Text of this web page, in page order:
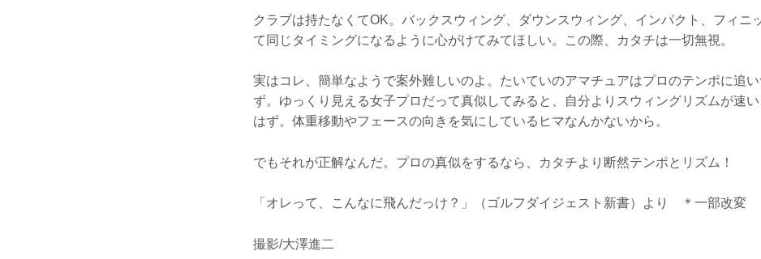
クラブは持たなくてOK。バックスウィング、ダウンスウィング、インパクト、フィニ
て同じタイミングになるように心がけてみてほしい。この際、カタチは一切無視。
実はコレ、簡単なようで案外難しいのよ。たいていのアマチュアはプロのテンポに追
ず。ゆっくり見える女子プロだって真似してみると、自分よりスウィングリズムが速い
はず。体重移動やフェースの向きを気にしているヒマなんかないから。
でもそれが正解なんだ。プロの真似をするなら、カタチより断然テンポとリズム！
「オレって、こんなに飛んだっけ？」（ゴルフダイジェスト新書）より ＊一部改変
撮影/大澤進二